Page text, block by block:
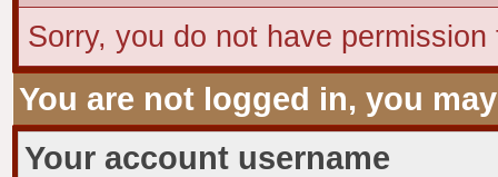
Sorry, you do not have
You are not logged in, you
Your account username